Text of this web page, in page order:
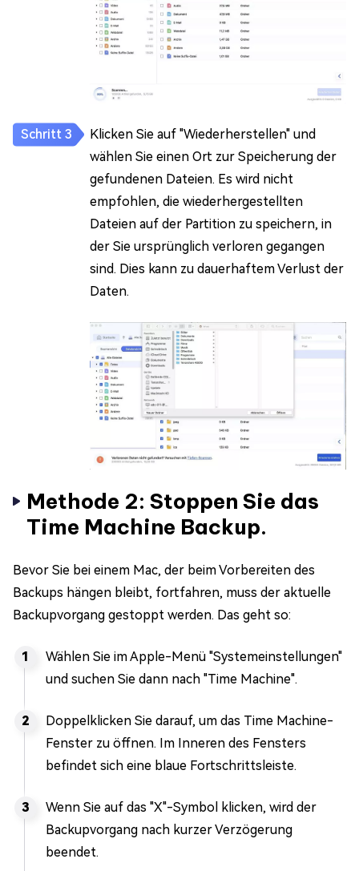
Klicken Sie auf "Wiederherstellen" und
wählen Sie einen Ort zur Speicherung der
gefundenen Dateien. Es wird nicht
empfohlen, die wiederhergestellten
Dateien auf der Partition zu speichern, in
der Sie ursprünglich verloren gegangen
sind. Dies kann zu dauerhaftem Verlust der
Daten.
Methode 2: Stoppen Sie das
Time Machine Backup.
Bevor Sie bei einem Mac, der beim Vorbereiten des
Backups hängen bleibt, fortfahren, muss der aktuelle
Backupvorgang gestoppt werden. Das geht so:
Wählen Sie im Apple-Menü "Systemeinstellungen"
und suchen Sie dann nach "Time Machine".
Doppelklicken Sie darauf, um das Time Machine-
Fenster zu öffnen. Im Inneren des Fensters
befindet sich eine blaue Fortschrittsleiste.
Wenn Sie auf das "X"-Symbol klicken, wird der
Backupvorgang nach kurzer Verzögerung
beendet.